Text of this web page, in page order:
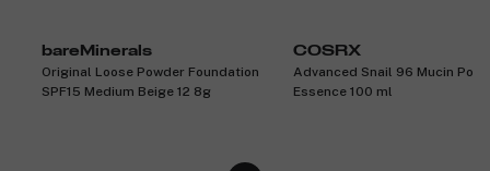
bareMinerals
Original Loose Powder Foundation
SPF15 Medium Beige 12 8g
COSRX
Advanced Snail 96 Mucin
Essence 100 ml